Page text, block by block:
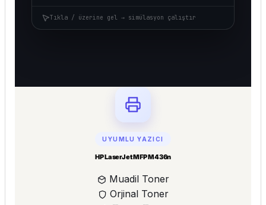
Tıkla / üzerine gel → simülasyon çalıştır
UYUMLU YAZICI
HP LaserJet MFP M436n
Muadil Toner
Orjinal Toner